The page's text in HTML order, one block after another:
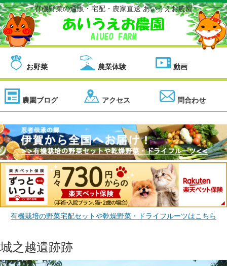
有機野菜の通販・宅配・農家直送 あいうえお農園
お野菜 農業体験 動画
農園ブログ アクセス 問合わせ
有機栽培の野菜宅配セットや乾燥野菜・ドライフルーツはこちら
城之越遺跡跡